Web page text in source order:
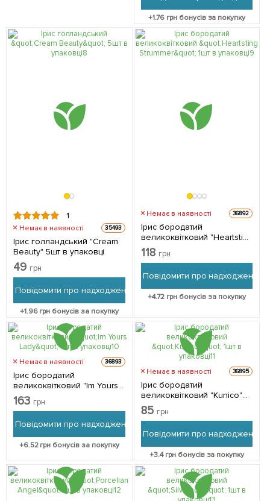
+1.76грн бонусів за покупку
1
Немає в наявності 35493
Ірис голландський "Cream
Beauty" 5шт в упаковці
49 грн
Повідомити про надходження
+1.96грн бонусів за покупку
Немає в наявності 36892
Ірис бородатий
великоквітковий "Heartsting
Strummer" 1шт в упаковці
118 грн
Повідомити про надходження
+4.72 грн бонусів за покупку
Немає в наявності 36893
Ірис бородатий
великоквітковий "Im Yours
Lady" 1шт в упаковці
163 грн
Повідомити про надходження
+6.52грн бонусів за покупку
Немає в наявності 36895
Ірис бородатий
великоквітковий "Kunico"
1шт в упаковці
85 грн
Повідомити про надходження
+3.4грн бонусів за покупку